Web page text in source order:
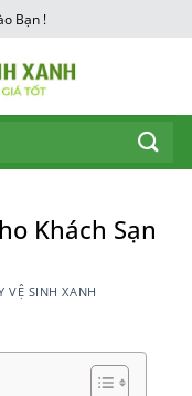
Bạn !
Khách Sạn
VỆ SINH XANH